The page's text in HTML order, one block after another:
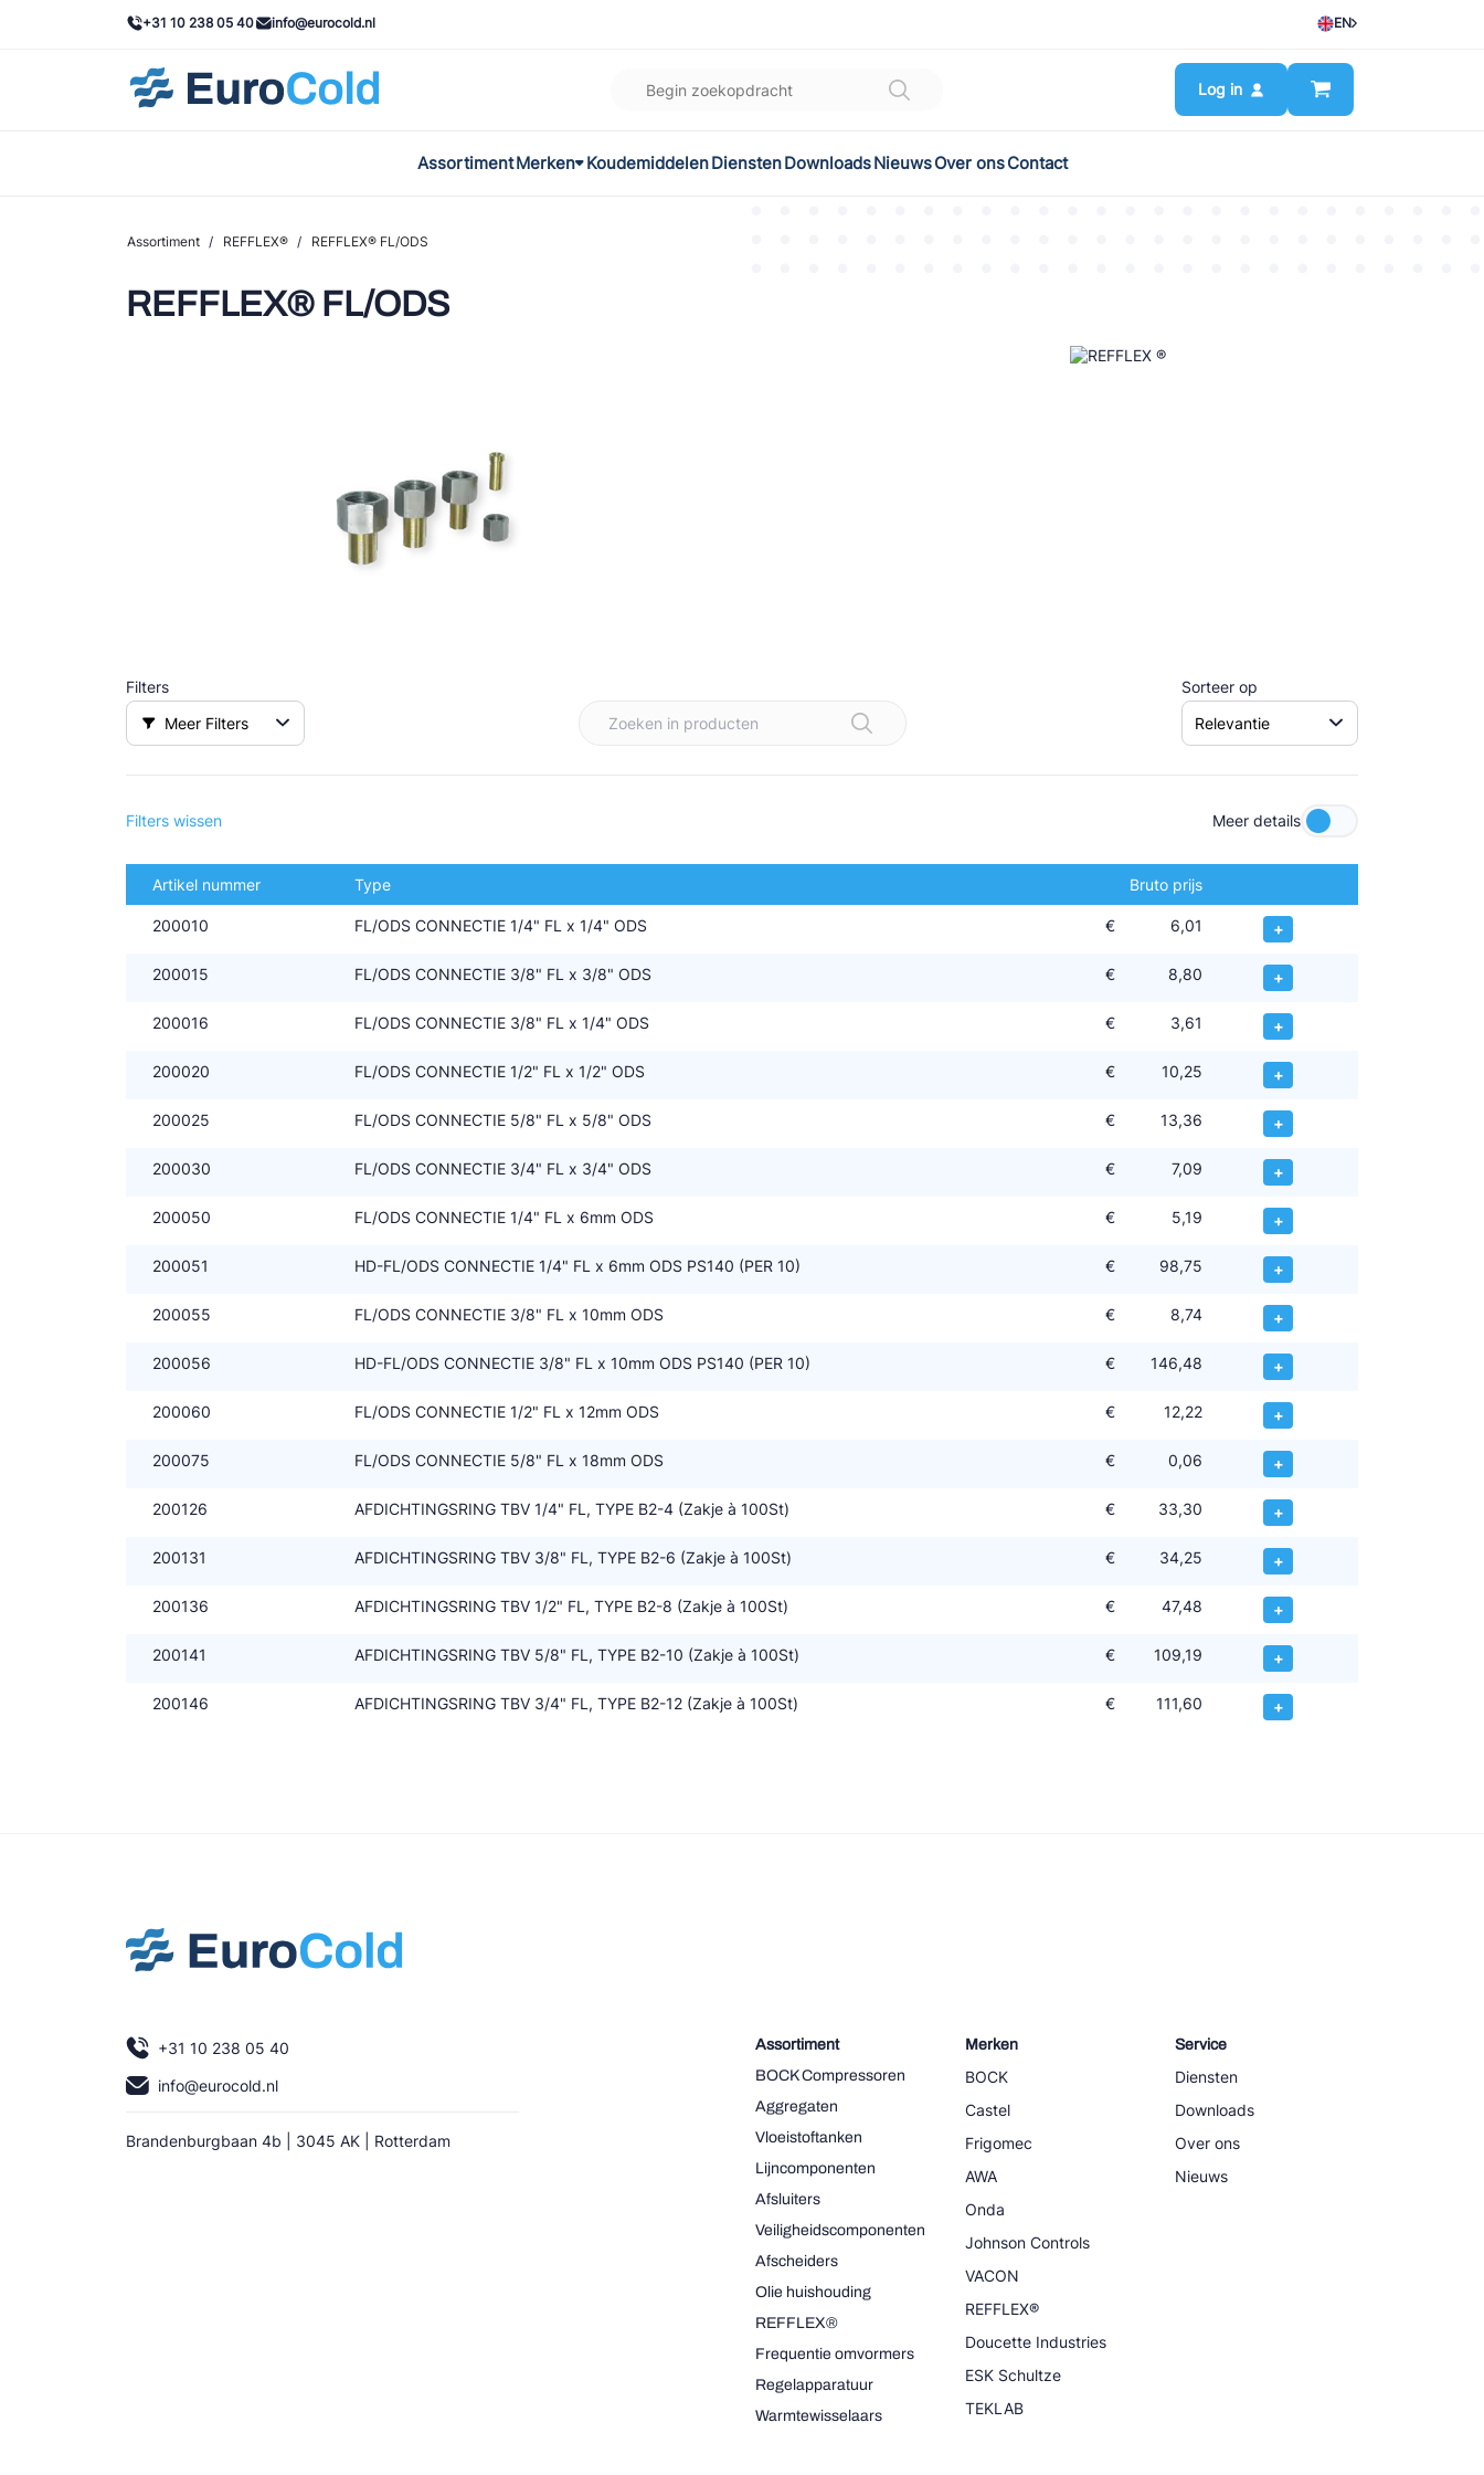
+31 10 238 05 40 info@eurocold.nl EN
Log in
AssortimentMerken
REFFLEX®
Johnson Controls
Doucette Industries
KoudemiddelenDienstenDownloadsNieuwsOver onsContact
Assortiment / REFFLEX® / REFFLEX® FL/ODS
REFFLEX® FL/ODS
Filters
Meer Filters
Sorteer op
Filters wissen Meer details
Artikel nummer Type Bruto prijs
200010 FL/ODS CONNECTIE 1/4" FL x 1/4" ODS € 6,01 +
200015 FL/ODS CONNECTIE 3/8" FL x 3/8" ODS € 8,80 +
200016 FL/ODS CONNECTIE 3/8" FL x 1/4" ODS € 3,61 +
200020 FL/ODS CONNECTIE 1/2" FL x 1/2" ODS € 10,25 +
200025 FL/ODS CONNECTIE 5/8" FL x 5/8" ODS € 13,36 +
200030 FL/ODS CONNECTIE 3/4" FL x 3/4" ODS € 7,09 +
200050 FL/ODS CONNECTIE 1/4" FL x 6mm ODS € 5,19 +
200051 HD-FL/ODS CONNECTIE 1/4" FL x 6mm ODS PS140 (PER 10) € 98,75 +
200055 FL/ODS CONNECTIE 3/8" FL x 10mm ODS € 8,74 +
200056 HD-FL/ODS CONNECTIE 3/8" FL x 10mm ODS PS140 (PER 10) € 146,48 +
200060 FL/ODS CONNECTIE 1/2" FL x 12mm ODS € 12,22 +
200075 FL/ODS CONNECTIE 5/8" FL x 18mm ODS € 0,06 +
200126 AFDICHTINGSRING TBV 1/4" FL, TYPE B2-4 (Zakje à 100St) € 33,30 +
200131 AFDICHTINGSRING TBV 3/8" FL, TYPE B2-6 (Zakje à 100St) € 34,25 +
200136 AFDICHTINGSRING TBV 1/2" FL, TYPE B2-8 (Zakje à 100St) € 47,48 +
200141 AFDICHTINGSRING TBV 5/8" FL, TYPE B2-10 (Zakje à 100St) € 109,19 +
200146 AFDICHTINGSRING TBV 3/4" FL, TYPE B2-12 (Zakje à 100St) € 111,60 +
+31 10 238 05 40
info@eurocold.nl
Brandenburgbaan 4b | 3045 AK | Rotterdam
Assortiment
BOCK Compressoren
Aggregaten
Vloeistoftanken
Lijncomponenten
Afsluiters
Veiligheidscomponenten
Afscheiders
Olie huishouding
REFFLEX®
Frequentie omvormers
Regelapparatuur
Warmtewisselaars
Merken
BOCK
Castel
Frigomec
AWA
Onda
Johnson Controls
VACON
REFFLEX®
Doucette Industries
ESK Schultze
TEKLAB
Service
Diensten
Downloads
Over ons
Nieuws